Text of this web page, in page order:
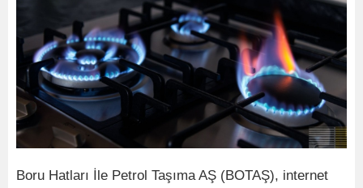
Boru Hatları İle Petrol Taşıma AŞ (BOTAŞ), internet